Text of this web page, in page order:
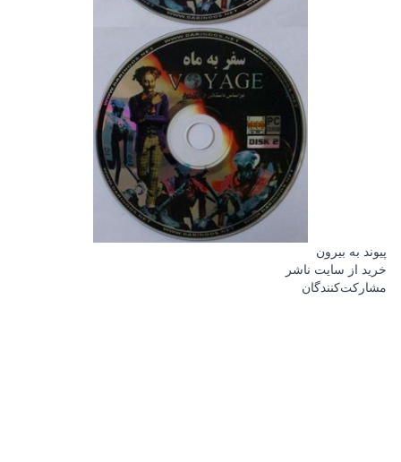
پیوند به بیرون
خرید از سایت ناشر
مشارکت‌کنندگان